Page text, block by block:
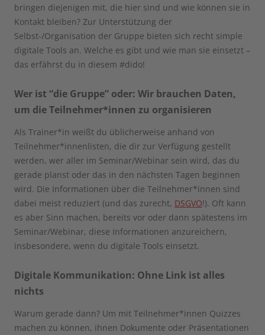
bringen diejenigen mit, die hier sind und wie können sie in
Kontakt bleiben? Zur Unterstützung der
Selbst-/Organisation der Gruppe bieten sich recht simple
digitale Tools an. Welche es gibt und wie man sie einsetzt –
das erfährst du in diesem #dido!
Wer ist “die Gruppe” oder: Wir brauchen Daten,
um die Teilnehmer*innen zu organisieren
Als Trainer*in weißt du üblicherweise anhand von
Teilnehmer*innenlisten, die dir zur Verfügung gestellt
werden, wer aller im Seminar/Webinar sein wird, das du
gerade planst oder das in den nächsten Tagen beginnen
wird. Die Informationen über die Teilnehmer*innen sind
dabei meist reduziert (und das zurecht, DSGVO!). Oft kann
es aber Sinn machen, bereits vor oder dann spätestens im
Seminar/Webinar, diese Informationen anzureichern,
insbesondere, wenn du digitale Tools einsetzt.
Digitale Kommunikation: Ohne Link ist alles
nichts
Warum gerade dann? Um mit Teilnehmer*innen Quizzes
machen zu können, ihnen Dokumente oder Präsentationen